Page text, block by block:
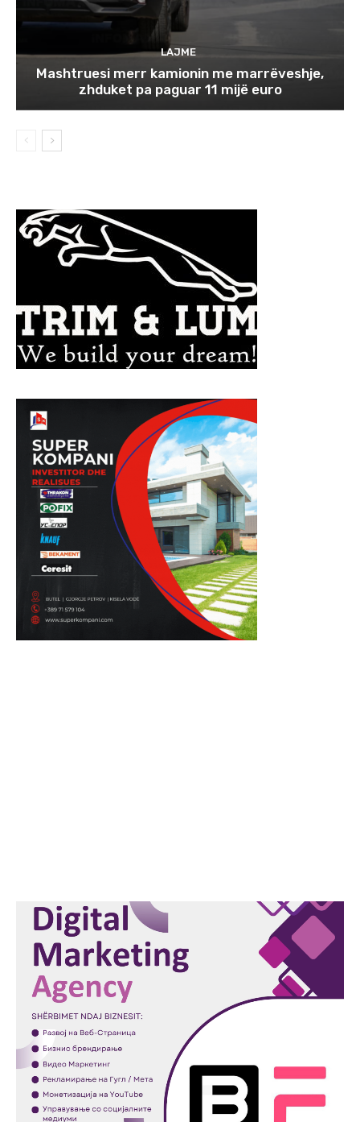
LAJME
Mashtruesi merr kamionin me marrëveshje,
zhduket pa paguar 11 mijë euro